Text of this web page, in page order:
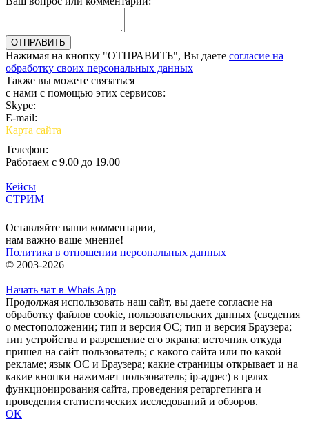
Нажимая на кнопку "ОТПРАВИТЬ", Вы даете согласие на
обработку своих персональных данных
Также вы можете связаться
с нами с помощью этих сервисов:
Skype:
E-mail:
Карта сайта
Телефон:
Работаем с 9.00 до 19.00
Кейсы
СТРИМ
Оставляйте ваши комментарии,
нам важно ваше мнение!
Политика в отношении персональных данных
© 2003-2026
Начать чат в Whats App
Продолжая использовать наш сайт, вы даете согласие на
обработку файлов cookie, пользовательских данных (сведения
о местоположении; тип и версия ОС; тип и версия Браузера;
тип устройства и разрешение его экрана; источник откуда
пришел на сайт пользователь; с какого сайта или по какой
рекламе; язык ОС и Браузера; какие страницы открывает и на
какие кнопки нажимает пользователь; ip-адрес) в целях
функционирования сайта, проведения ретаргетинга и
проведения статистических исследований и обзоров.
OK